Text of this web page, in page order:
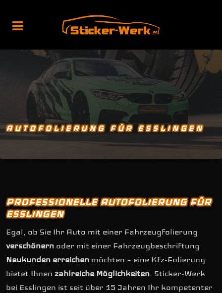
AUTOFOLIERUNG FÜR ESSLINGEN
PROFESSIONELLE AUTOFOLIERUNG FÜR
ESSLINGEN
Egal, ob Sie Ihr Auto mit einer Fahrzeugfolierung
verschönernoder mit einer Fahrzeugbeschriftung
Neukunden erreichenmöchten – eine Kfz-Folierung
bietet Ihnen zahlreiche Möglichkeiten. Sticker-Werk
bei Esslingen ist seit über 15 Jahren Ihr kompetenter